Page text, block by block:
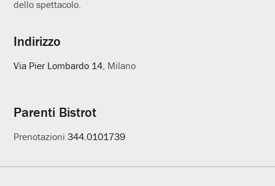
dello spettacolo.
Indirizzo
Via Pier Lombardo 14 , Milano
Parenti Bistrot
Prenotazioni344.0101739